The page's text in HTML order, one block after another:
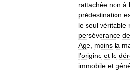
rattachée non à
prédestination
le seul véritable
persévérance
Âge moins la
l’origine et le
immobile et